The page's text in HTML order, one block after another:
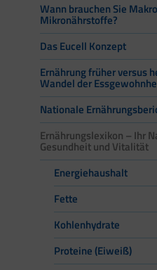
Wann brauchen Sie
Mikronährstoffe?
Das Eucell Konzept
Ernährung früher versus
Wandel der
Nationale
Ernährungslexikon – Ihr
Gesundheit und Vitalität
Energiehaushalt
Fette
Kohlenhydrate
Proteine (Eiweiß)